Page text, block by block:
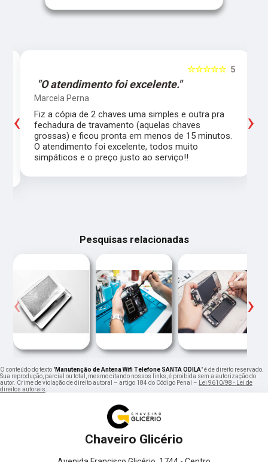
5
☆☆☆☆☆
"O atendimento foi excelente."
Marcela Perna
Fiz a cópia de 2 chaves uma simples e outra pra
fechadura de travamento (aquelas chaves
grossas) e ficou pronta em menos de 15 minutos.
O atendimento foi excelente, todos muito
simpáticos e o preço justo ao serviço!!
‹ ›
Pesquisas relacionadas
‹ ›
O conteúdo do texto "Manutenção de Antena Wifi Telefone SANTA ODILA" é de direito reservado.
Sua reprodução, parcial ou total, mesmo citando nossos links, é proibida sem a autorização do
autor. Crime de violação de direito autoral – artigo 184 do Código Penal – Lei 9610/98 - Lei de
direitos autorais.
Chaveiro Glicério